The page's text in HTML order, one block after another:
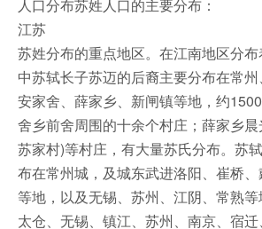
人口分布苏姓人口的主要分布：
江苏
苏姓分布的重点地区。在江南地区分
中苏轼长子苏迈的后裔主要分布在常
安家舍、薛家乡、新闸镇等地，约
舍乡前舍周围的十余个村庄；薛家乡
苏家村)等村庄，有大量苏氏分布。苏
布在常州城，及城东武进洛阳、崔桥
等地，以及无锡、苏州、江阴、常熟等
太仓、无锡、镇江、苏州、南京、宿